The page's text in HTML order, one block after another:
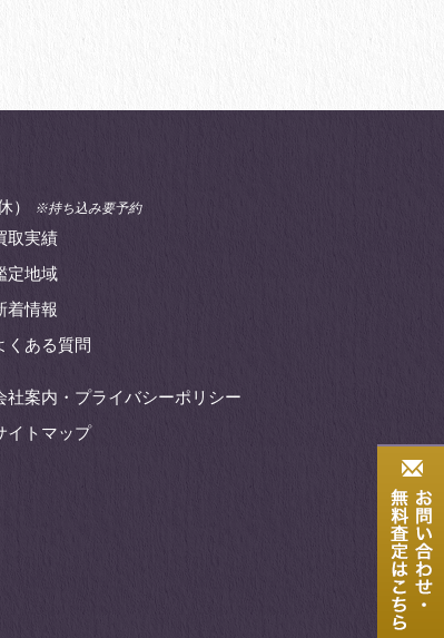
） ※持ち込み要予約
取実績
定地域
着情報
くある質問
社案内・プライバシーポリシー
イトマップ